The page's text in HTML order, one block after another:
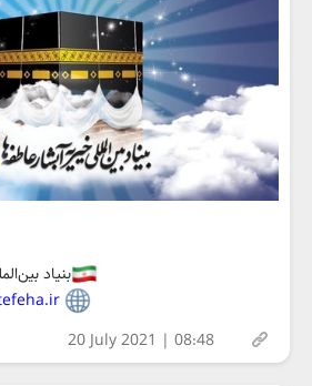
بنیاد
20 July 2021 | 08:48